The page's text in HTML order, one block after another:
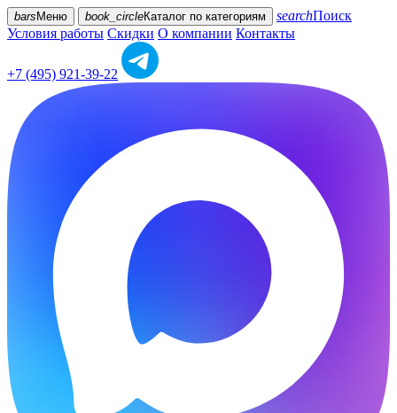
bars Меню book_circleКаталог по категориям searchПоиск
Условия работы Скидки О компании Контакты
+7 (495) 921-39-22